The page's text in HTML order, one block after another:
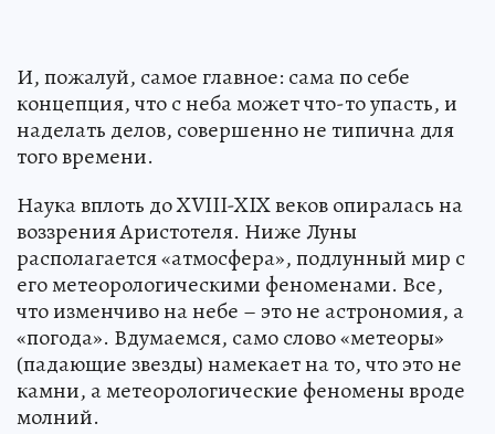
И, пожалуй, самое главное: сама по себе
концепция, что с неба может что-то упасть, и
наделать делов, совершенно не типична для
того времени.
Наука вплоть до XVIII-XIX веков опиралась на
воззрения Аристотеля. Ниже Луны
располагается «атмосфера», подлунный мир с
его метеорологическими феноменами. Все,
что изменчиво на небе – это не астрономия, а
«погода». Вдумаемся, само слово «метеоры»
(падающие звезды) намекает на то, что это не
камни, а метеорологические феномены вроде
молний.